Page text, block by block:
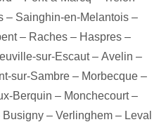
– Sainghin-en-Melantois–
– Raches– Haspres–
sur-Escaut– Avelin –
sur-Sambre – Morbecque –
Berquin – Monchecourt–
Busigny – Verlinghem – Leval